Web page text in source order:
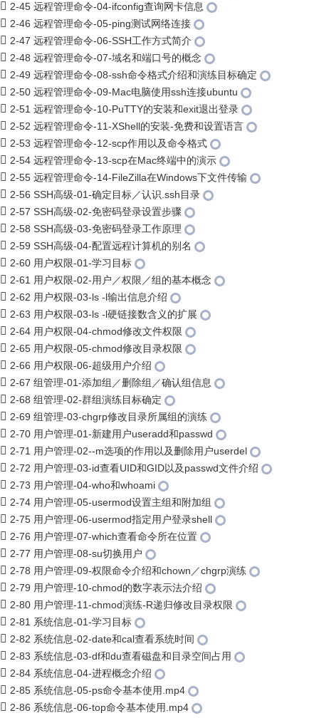
2-45 远程管理命令-04-ifconfig查询网卡信息
2-46 远程管理命令-05-ping测试网络连接
2-47 远程管理命令-06-SSH工作方式简介
2-48 远程管理命令-07-域名和端口号的概念
2-49 远程管理命令-08-ssh命令格式介绍和演练目标确定
2-50 远程管理命令-09-Mac电脑使用ssh连接ubuntu
2-51 远程管理命令-10-PuTTY的安装和exit退出登录
2-52 远程管理命令-11-XShell的安装-免费和设置语言
2-53 远程管理命令-12-scp作用以及命令格式
2-54 远程管理命令-13-scp在Mac终端中的演示
2-55 远程管理命令-14-FileZilla在Windows下文件传输
2-56 SSH高级-01-确定目标／认识.ssh目录
2-57 SSH高级-02-免密码登录设置步骤
2-58 SSH高级-03-免密码登录工作原理
2-59 SSH高级-04-配置远程计算机的别名
2-60 用户权限-01-学习目标
2-61 用户权限-02-用户／权限／组的基本概念
2-62 用户权限-03-ls -l输出信息介绍
2-63 用户权限-03-ls -l硬链接数含义的扩展
2-64 用户权限-04-chmod修改文件权限
2-65 用户权限-05-chmod修改目录权限
2-66 用户权限-06-超级用户介绍
2-67 组管理-01-添加组／删除组／确认组信息
2-68 组管理-02-群组演练目标确定
2-69 组管理-03-chgrp修改目录所属组的演练
2-70 用户管理-01-新建用户useradd和passwd
2-71 用户管理-02--m选项的作用以及删除用户userdel
2-72 用户管理-03-id查看UID和GID以及passwd文件介绍
2-73 用户管理-04-who和whoami
2-74 用户管理-05-usermod设置主组和附加组
2-75 用户管理-06-usermod指定用户登录shell
2-76 用户管理-07-which查看命令所在位置
2-77 用户管理-08-su切换用户
2-78 用户管理-09-权限命令介绍和chown／chgrp演练
2-79 用户管理-10-chmod的数字表示法介绍
2-80 用户管理-11-chmod演练-R递归修改目录权限
2-81 系统信息-01-学习目标
2-82 系统信息-02-date和cal查看系统时间
2-83 系统信息-03-df和du查看磁盘和目录空间占用
2-84 系统信息-04-进程概念介绍
2-85 系统信息-05-ps命令基本使用.mp4
2-86 系统信息-06-top命令基本使用.mp4